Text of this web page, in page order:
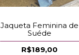
Jaqueta Feminina de
Suéde
R$189,00